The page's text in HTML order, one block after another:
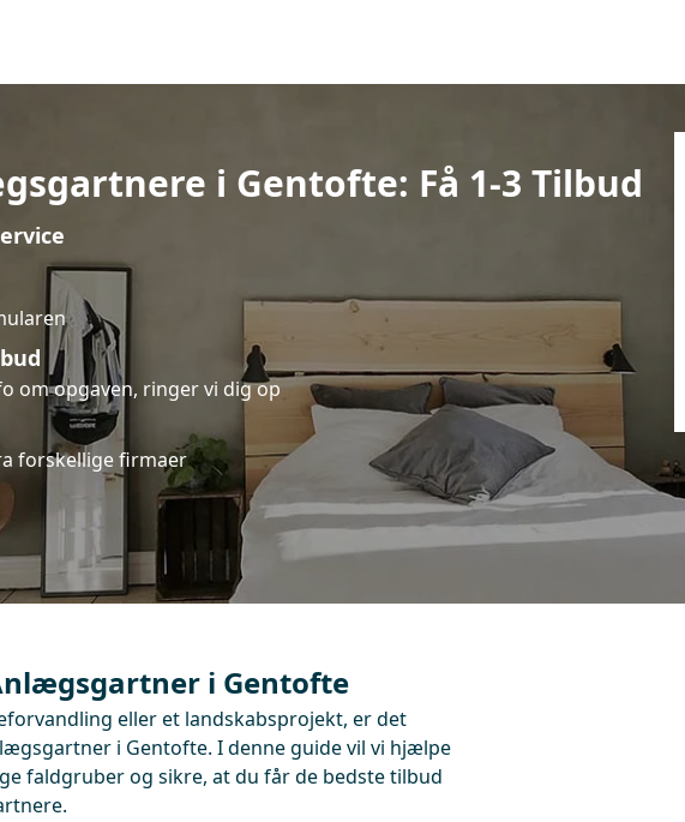
i Gentofte: Få 1-3 Tilbud
om opgaven, ringer vi dig op
forskellige firmaer
i Gentofte
eller et landskabsprojekt, er det
i Gentofte. I denne guide vil vi hjælpe
faldgruber og sikre, at du får de bedste tilbud